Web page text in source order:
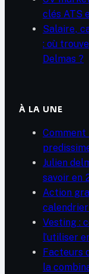
clés ATS
Salaire,
: où
Delmas ?
À LA UNE
Julien
savoir en
Action
Vesting :
l’utiliser
Facteurs
la